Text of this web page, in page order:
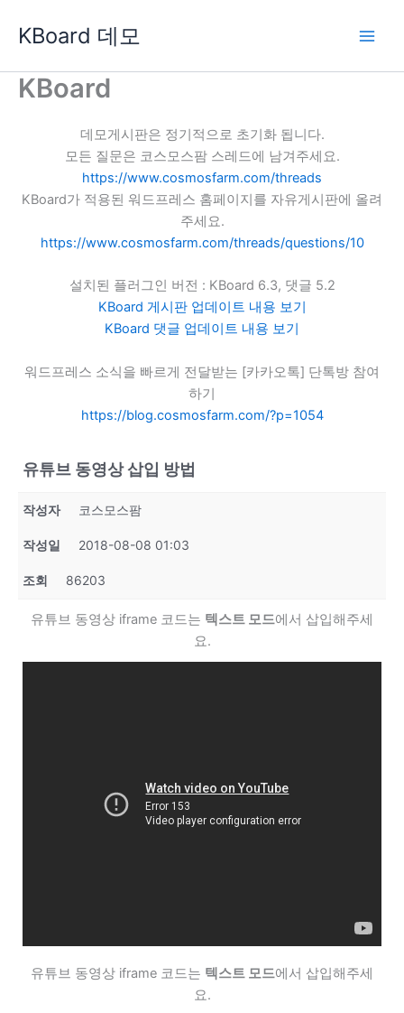
로
KBoard 데모
KBoard
데모게시판은 정기적으로 초기화 됩니다.
모든 질문은 코스모스팜 스레드에 남겨주세요.
https://www.cosmosfarm.com/threads
KBoard가 적용된 워드프레스 홈페이지를 자유게시판에 올려
주세요.
https://www.cosmosfarm.com/threads/questions/10
설치된 플러그인 버전 : KBoard 6.3, 댓글 5.2
KBoard 게시판 업데이트 내용 보기
KBoard 댓글 업데이트 내용 보기
워드프레스 소식을 빠르게 전달받는 [카카오톡] 단톡방 참여
하기
https://blog.cosmosfarm.com/?p=1054
유튜브 동영상 삽입 방법
작성자 코스모스팜
작성일 2018-08-08 01:03
조회 86203
유튜브 동영상 iframe 코드는 텍스트 모드에서 삽입해주세
요.
유튜브 동영상 iframe 코드는 텍스트 모드에서 삽입해주세
요.